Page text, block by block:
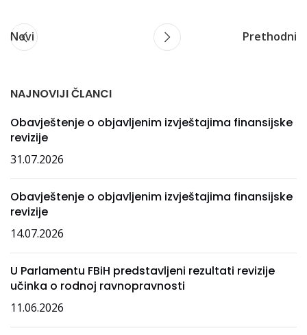
Novi Prethodni
NAJNOVIJI ČLANCI
Obavještenje o objavljenim izvještajima finansijske
revizije
31.07.2026
Obavještenje o objavljenim izvještajima finansijske
revizije
14.07.2026
U Parlamentu FBiH predstavljeni rezultati revizije
učinka o rodnoj ravnopravnosti
11.06.2026